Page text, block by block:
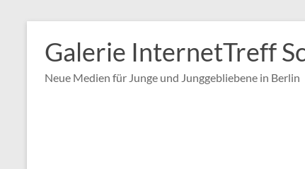
Inhalt
springen
Galerie InternetTreff
Neue Medien für Junge und Junggebliebene in Berlin